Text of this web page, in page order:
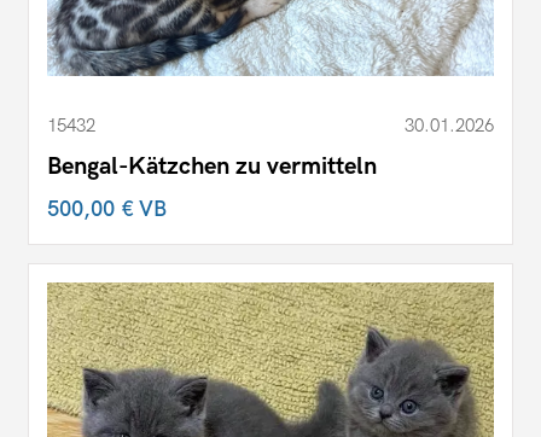
15432 30.01.2026
Bengal-Kätzchen zu vermitteln
500,00 €VB